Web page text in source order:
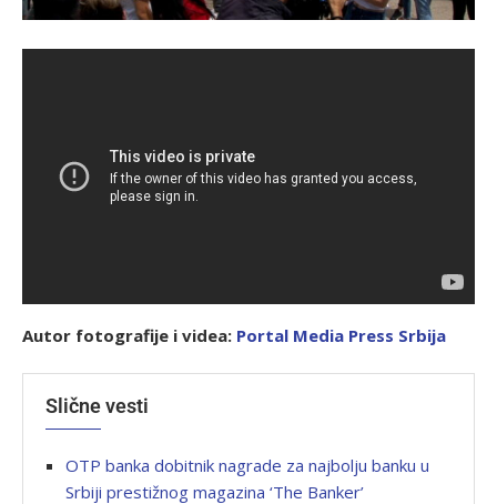
Autor fotografije i videa: Portal Media Press Srbija
Slične vesti
OTP banka dobitnik nagrade za najbolju banku u
Srbiji prestižnog magazina ‘The Banker’